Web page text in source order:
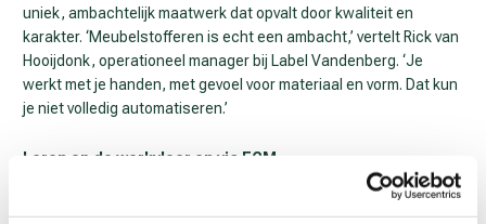
uniek, ambachtelijk maatwerk dat opvalt door kwaliteit en
karakter. ‘Meubelstofferen is echt een ambacht,’ vertelt Rick van
Hooijdonk, operationeel manager bij Label Vandenberg. ‘Je
werkt met je handen, met gevoel voor materiaal en vorm. Dat kun
je niet volledig automatiseren.’
Leren op de werkvloer en via ECM
Bij Label Vandenberg vindt leren vooral plaats op de werkvloer.
Ervaren vakmensen begeleiden nieuwe collega’s stap voor stap